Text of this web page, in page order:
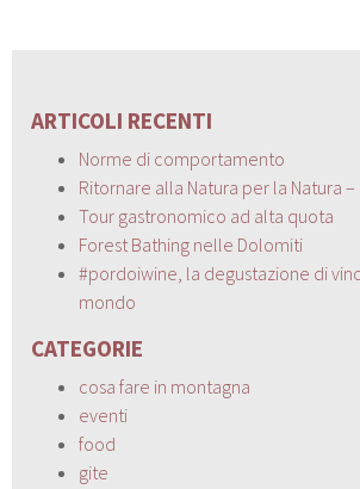
ARTICOLI RECENTI
Norme di comportamento
Ritornare alla Natura per la Natura –
Tour gastronomico ad alta quota
Forest Bathing nelle Dolomiti
#pordoiwine, la degustazione di
mondo
CATEGORIE
cosa fare in montagna
eventi
food
gite